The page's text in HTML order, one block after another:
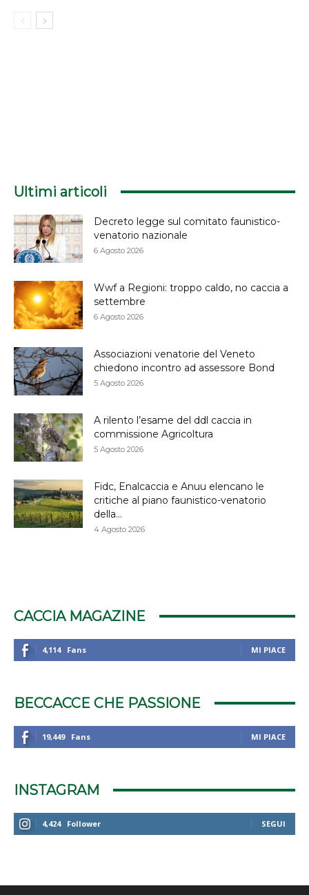
Ultimi articoli
Decreto legge sul comitato faunistico-
venatorio nazionale
6 Agosto 2026
Wwf a Regioni: troppo caldo, no caccia a
settembre
6 Agosto 2026
Associazioni venatorie del Veneto
chiedono incontro ad assessore Bond
5 Agosto 2026
A rilento l’esame del ddl caccia in
commissione Agricoltura
5 Agosto 2026
Fidc, Enalcaccia e Anuu elencano le
critiche al piano faunistico-venatorio
della...
4 Agosto 2026
CACCIA MAGAZINE
4,114 Fans MI PIACE
BECCACCE CHE PASSIONE
19,449 Fans MI PIACE
INSTAGRAM
4,424 Follower SEGUI